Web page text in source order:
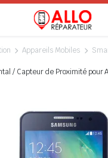
Appareils Mobiles
/ Capteur de Proximité pour